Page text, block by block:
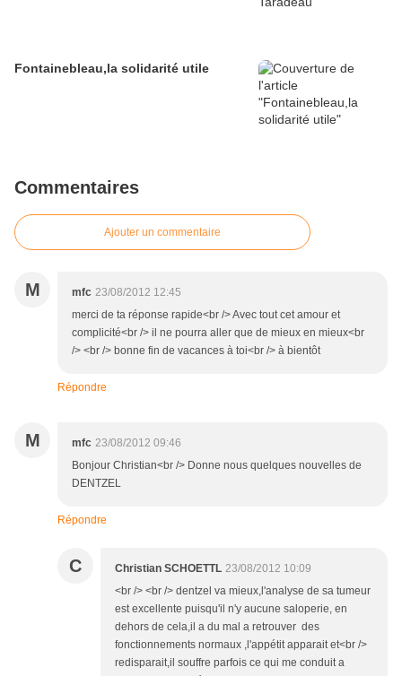
Fontainebleau,la solidarité utile
Commentaires
Ajouter un commentaire
M mfc 23/08/2012 12:45
merci de ta réponse rapide<br /> Avec tout cet amour et
complicité<br /> il ne pourra aller que de mieux en mieux<br
/> <br /> bonne fin de vacances à toi<br /> à bientôt
Répondre
M mfc 23/08/2012 09:46
Bonjour Christian<br /> Donne nous quelques nouvelles de
DENTZEL
Répondre
C Christian SCHOETTL 23/08/2012 10:09
<br /> <br /> dentzel va mieux,l'analyse de sa tumeur
est excellente puisqu'il n'y aucune saloperie, en
dehors de cela,il a du mal a retrouver des
fonctionnements normaux ,l'appétit apparait et<br />
redisparait,il souffre parfois ce qui me conduit a